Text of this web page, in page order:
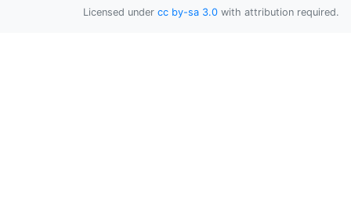
Licensed under cc by-sa 3.0 with attribution required.